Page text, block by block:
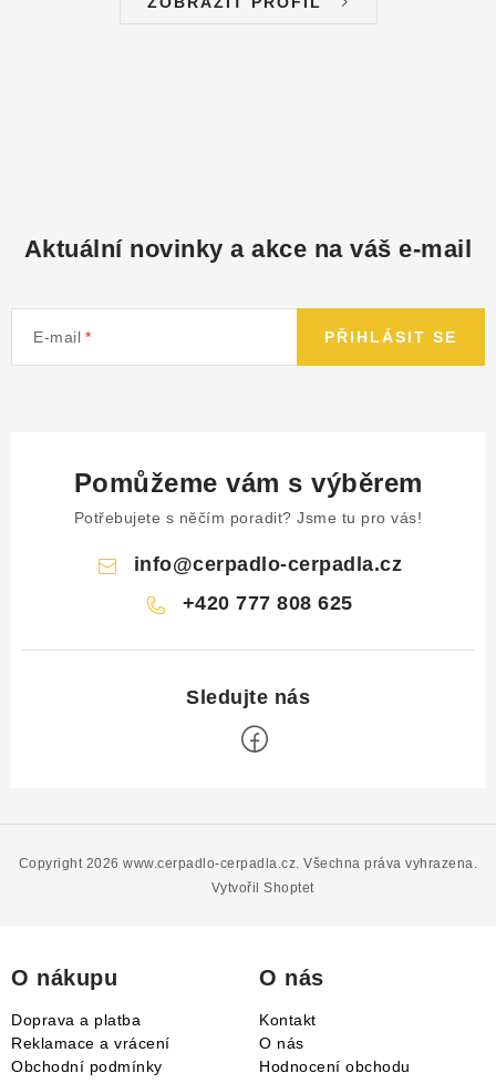
Aktuální novinky a akce na váš e-mail
E-mail PŘIHLÁSIT SE
Pomůžeme vám s výběrem
Potřebujete s něčím poradit? Jsme tu pro vás!
info@cerpadlo-cerpadla.cz
+420 777 808 625
Vytvořil Shoptet
Copyright 2026www.cerpadlo-cerpadla.cz. Všechna práva vyhrazena.
O nákupu
Doprava a platba
Reklamace a vrácení
Obchodní podmínky
O nás
Kontakt
O nás
Hodnocení obchodu